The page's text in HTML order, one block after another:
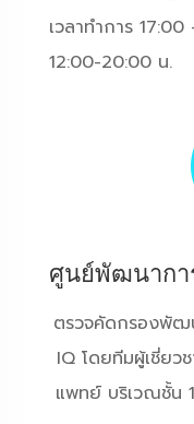
เวลาทำการ
12:00-20:00 น.
ศูนย์พัฒนากา
ตรวจคัดกรองพัฒ
IQ โดยทีมผู้เชี่ย
แพทย์ บริเวณชั้น